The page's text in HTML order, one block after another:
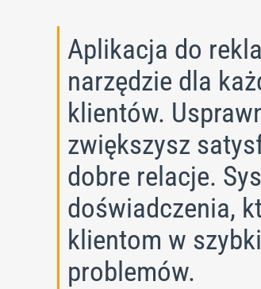
Aplikacja do
narzędzie dla
klientów.
zwiększysz
dobre relacje.
doświadczenia,
klientom w
problemów.